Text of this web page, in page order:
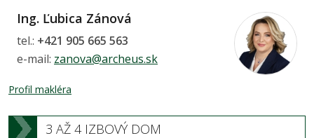
Ing. Ľubica Zánová
tel.: +421 905 665 563
e-mail: zanova@archeus.sk
Profil makléra
3 AŽ 4 IZBOVÝ DOM